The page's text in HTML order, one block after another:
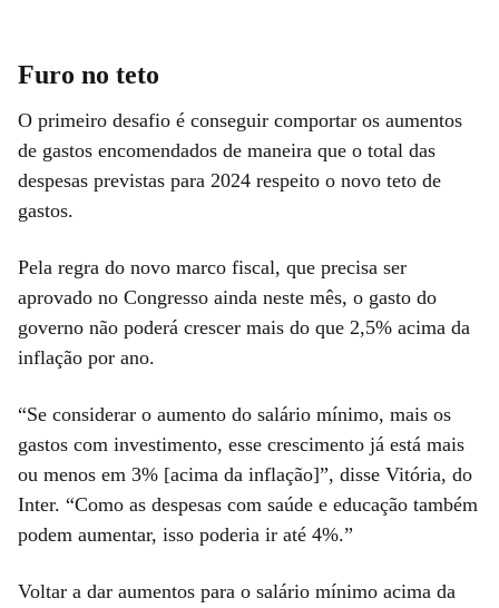
Furo no teto
O primeiro desafio é conseguir comportar os aumentos
de gastos encomendados de maneira que o total das
despesas previstas para 2024 respeito o novo teto de
gastos.
Pela regra do novo marco fiscal, que precisa ser
aprovado no Congresso ainda neste mês, o gasto do
governo não poderá crescer mais do que 2,5% acima da
inflação por ano.
“Se considerar o aumento do salário mínimo, mais os
gastos com investimento, esse crescimento já está mais
ou menos em 3% [acima da inflação]”, disse Vitória, do
Inter. “Como as despesas com saúde e educação também
podem aumentar, isso poderia ir até 4%.”
Voltar a dar aumentos para o salário mínimo acima da